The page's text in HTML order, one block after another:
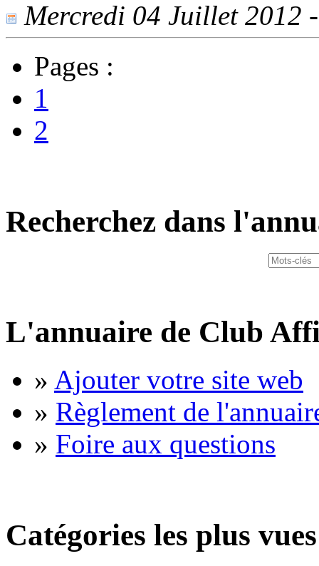
Mercredi 04 Juillet 2012
Pages :
1
2
Recherchez dans
L'annuaire de Club
» Ajouter votre site web
» Règlement de
» Foire aux questions
Catégories les plus vues